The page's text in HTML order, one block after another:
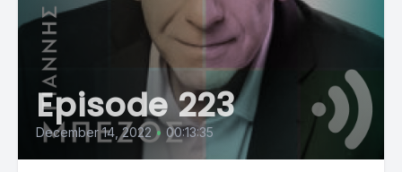
Episode 223
December 14, 2022 • 00:13:35